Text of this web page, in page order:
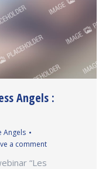
Angels :
Angels
a comment
“Les